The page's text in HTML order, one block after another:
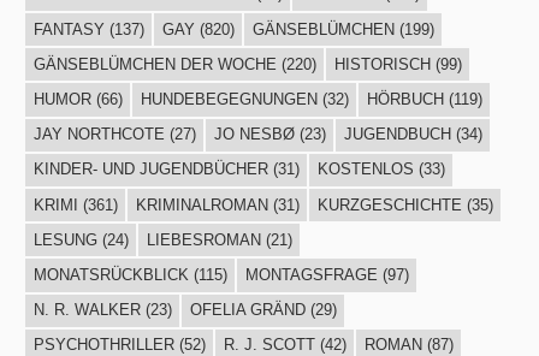
FANTASY (137) GAY (820) GÄNSEBLÜMCHEN(199)
GÄNSEBLÜMCHEN DER WOCHE (220) HISTORISCH (99)
HUMOR(66) HUNDEBEGEGNUNGEN (32) HÖRBUCH (119)
JAY NORTHCOTE (27) JO NESBØ(23) JUGENDBUCH (34)
KINDER- UND JUGENDBÜCHER(31) KOSTENLOS (33)
KRIMI (361) KRIMINALROMAN(31) KURZGESCHICHTE (35)
LESUNG(24) LIEBESROMAN(21)
MONATSRÜCKBLICK (115) MONTAGSFRAGE (97)
N. R. WALKER(23) OFELIA GRÄND(29)
PSYCHOTHRILLER(52) R. J. SCOTT(42) ROMAN (87)